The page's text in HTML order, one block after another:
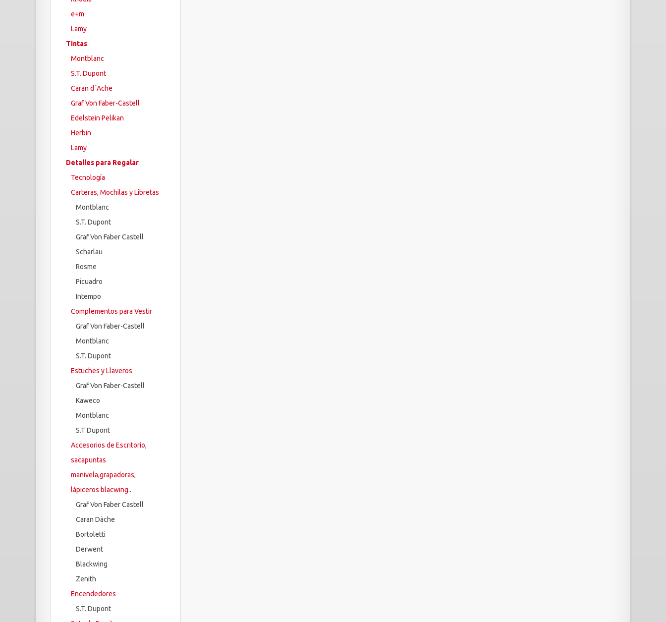
e+m
Lamy
Tintas
Montblanc
S.T. Dupont
Caran d´Ache
Graf Von Faber-Castell
Edelstein Pelikan
Herbin
Lamy
Detalles para Regalar
Tecnología
Carteras, Mochilas y Libretas
Montblanc
S.T. Dupont
Graf Von Faber Castell
Scharlau
Rosme
Picuadro
Intempo
Complementos para Vestir
Graf Von Faber-Castell
Montblanc
S.T. Dupont
Estuches y Llaveros
Graf Von Faber-Castell
Kaweco
Montblanc
S.T Dupont
Accesorios de Escritorio,
sacapuntas
manivela,grapadoras,
lápiceros blacwing..
Graf Von Faber Castell
Caran Dàche
Bortoletti
Derwent
Blackwing
Zenith
Encendedores
S.T. Dupont